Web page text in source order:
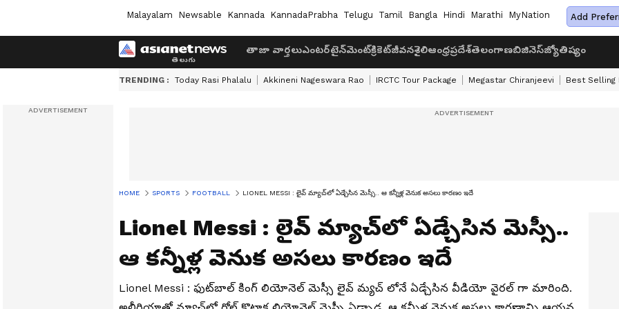
Malayalam Newsable Kannada KannadaPrabha Telugu Tamil Bangla Hindi Marathi MyNation Add
తాజా వార్తలుఎంటర్‌టైన్‌మెంట్క్రికెట్జీవనశైలిఆంధ్రప్రదేశ్తెలంగాణబిజినెస్జ్యోతిష్యం
TRENDING : Today Rasi Phalalu Akkineni Nageswara Rao IRCTC Tour Package Megastar Chiranjeevi Best Selling
HOME SPORTS FOOTBALL LIONEL MESSI : లైవ్ మ్యాచ్‌లో ఏడ్చేసిన మెస్సీ.. ఆ కన్నీళ్ల వెనుక అసలు కారణం ఇదే
Lionel Messi : లైవ్ మ్యాచ్‌లో ఏడ్చేసిన మెస్సీ..
ఆ కన్నీళ్ల వెనుక అసలు కారణం ఇదే
Lionel Messi : ఫుట్‌బాల్ కింగ్ లియోనెల్ మెస్సీ లైవ్ మ్యచ్ లోనే ఏడ్చేసిన వీడియో వైరల్ గా మారింది.